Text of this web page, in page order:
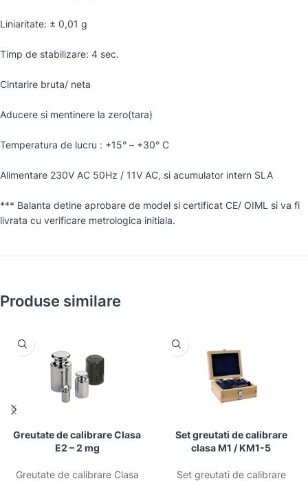
Liniaritate: ± 0,01 g
Timp de stabilizare: 4 sec.
Cintarire bruta/ neta
Aducere si mentinere la zero(tara)
Temperatura de lucru : +15° – +30° C
Alimentare 230V AC 50Hz / 11V AC, si acumulator intern SLA
*** Balanta detine aprobare de model si certificat CE/ OIML si va fi
livrata cu verificare metrologica initiala.
Produse similare
Greutate de calibrare Clasa
E2 – 2 mg
Greutate de calibrare Clasa
Set greutati de calibrare
clasa M1 / KM1-5
Set greutati de calibrare